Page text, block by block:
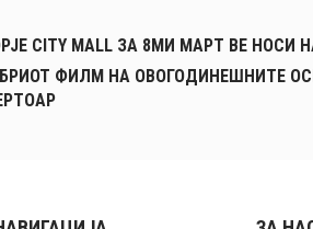
CITY MALL ЗА 8МИ МАРТ ВЕ НОСИ
ФИЛМ НА ОВОГОДИНЕШНИТЕ